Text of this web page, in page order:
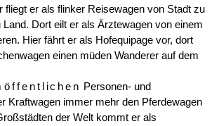
fliegt er als flinker Reisewagen von Stadt zu
Land. Dort eilt er als Ärztewagen von einem
Hier fährt er als Hofequipage vor, dort
einen müden Wanderer auf dem
öffentlichen Personen- und
Kraftwagen immer mehr den Pferdewagen
der Welt kommt er als